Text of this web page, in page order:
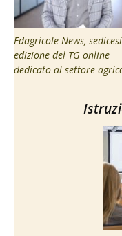
Edagricole News,
edizione del TG online
dedicato al settore